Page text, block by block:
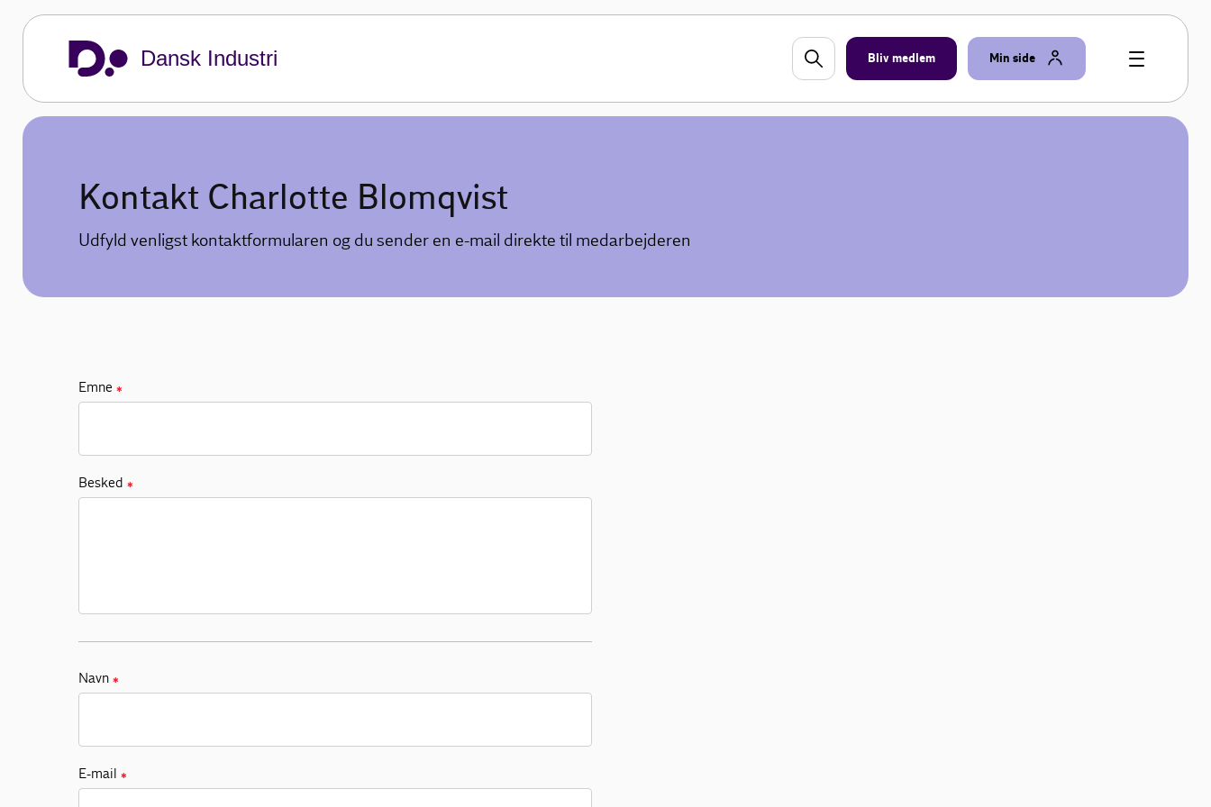
Dansk Industri Bliv medlem Min side
Kontakt Charlotte Blomqvist
Udfyld venligst kontaktformularen og du sender en e-mail direkte til medarbejderen
Emne ✱
Besked ✱
Navn ✱
E-mail ✱